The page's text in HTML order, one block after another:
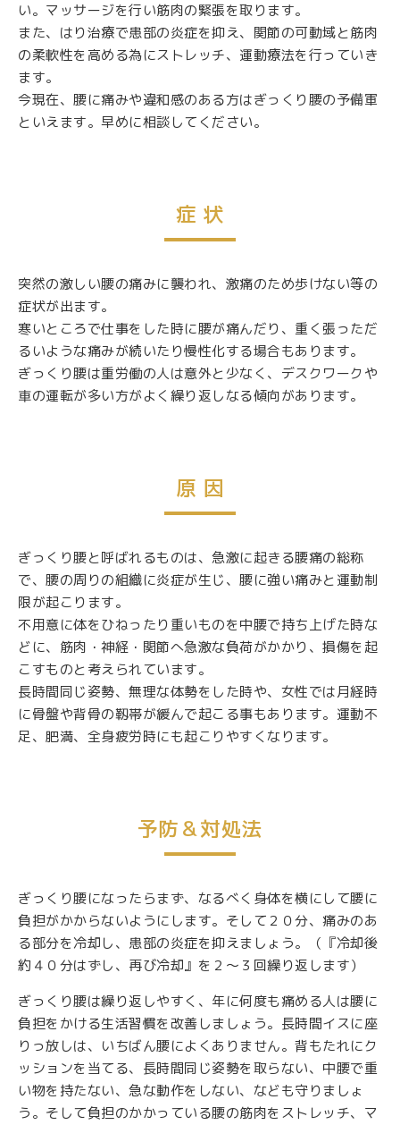
い。マッサージを行い筋肉の緊張を取ります。
また、はり治療で患部の炎症を抑え、関節の可動域と筋肉
の柔軟性を高める為にストレッチ、運動療法を行っていき
ます。
今現在、腰に痛みや違和感のある方はぎっくり腰の予備軍
といえます。早めに相談してください。
症 状
突然の激しい腰の痛みに襲われ、激痛のため歩けない等の
症状が出ます。
寒いところで仕事をした時に腰が痛んだり、重く張っただ
るいような痛みが続いたり慢性化する場合もあります。
ぎっくり腰は重労働の人は意外と少なく、デスクワークや
車の運転が多い方がよく繰り返しなる傾向があります。
原 因
ぎっくり腰と呼ばれるものは、急激に起きる腰痛の総称
で、腰の周りの組織に炎症が生じ、腰に強い痛みと運動制
限が起こります。
不用意に体をひねったり重いものを中腰で持ち上げた時な
どに、筋肉・神経・関節へ急激な負荷がかかり、損傷を起
こすものと考えられています。
長時間同じ姿勢、無理な体勢をした時や、女性では月経時
に骨盤や背骨の靱帯が緩んで起こる事もあります。運動不
足、肥満、全身疲労時にも起こりやすくなります。
予防＆対処法
ぎっくり腰になったらまず、なるべく身体を横にして腰に
負担がかからないようにします。そして２０分、痛みのあ
る部分を冷却し、患部の炎症を抑えましょう。（『冷却後
約４０分はずし、再び冷却』を２〜３回繰り返します）
ぎっくり腰は繰り返しやすく、年に何度も痛める人は腰に
負担をかける生活習慣を改善しましょう。長時間イスに座
りっ放しは、いちばん腰によくありません。背もたれにク
ッションを当てる、長時間同じ姿勢を取らない、中腰で重
い物を持たない、急な動作をしない、なども守りましょ
う。そして負担のかかっている腰の筋肉をストレッチ、マ